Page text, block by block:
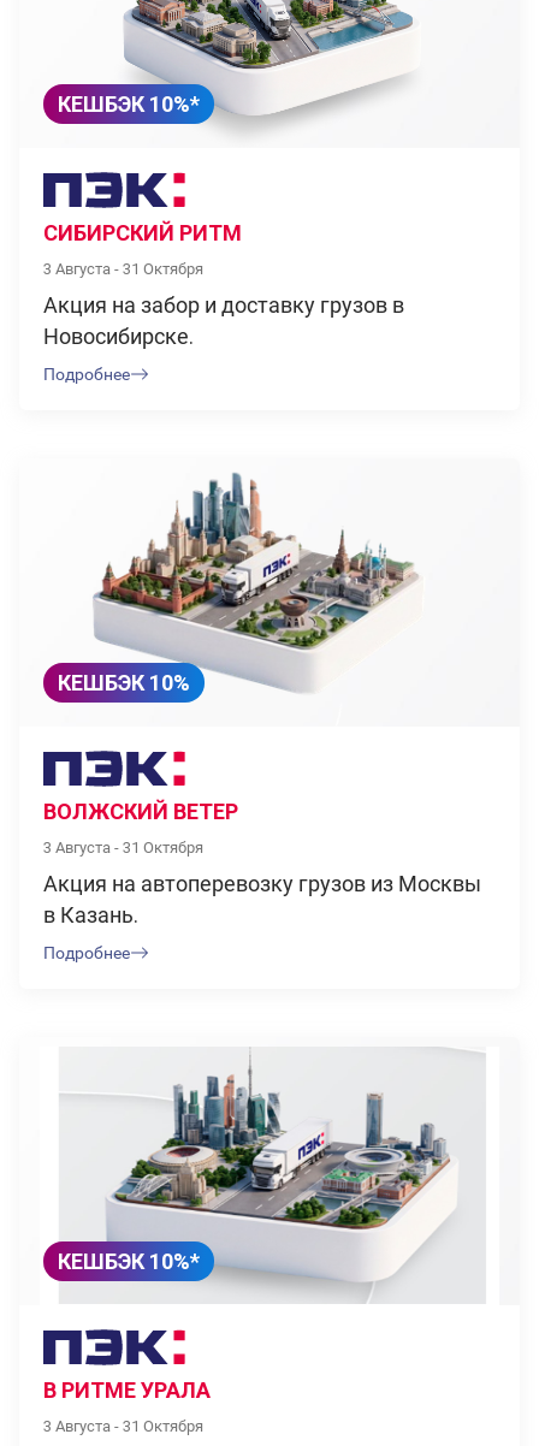
КЕШБЭК 10%*
СИБИРСКИЙ РИТМ
3 Августа - 31 Октября
Акция на забор и доставку грузов в
Новосибирске.
Подробнее
КЕШБЭК 10%
ВОЛЖСКИЙ ВЕТЕР
3 Августа - 31 Октября
Акция на автоперевозку грузов из Москвы
в Казань.
Подробнее
КЕШБЭК 10%*
В РИТМЕ УРАЛА
3 Августа - 31 Октября